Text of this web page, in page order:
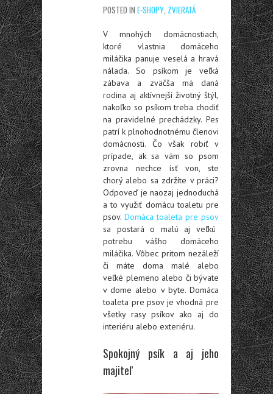
POSTED IN E-SHOPY, ZVIERATÁ
V mnohých domácnostiach,
ktoré vlastnia domáceho
miláčika panuje veselá a hravá
nálada. So psíkom je veľká
zábava a zväčša má daná
rodina aj aktívnejší životný štýl,
nakoľko so psíkom treba chodiť
na pravidelné prechádzky. Pes
patrí k plnohodnotnému členovi
domácnosti. Čo však robiť v
prípade, ak sa vám so psom
zrovna nechce ísť von, ste
chorý alebo sa zdržíte v práci?
Odpoveď je naozaj jednoduchá
a to využiť domácu toaletu pre
psov. Domáca toaleta pre psov
sa postará o malú aj veľkú
potrebu vášho domáceho
miláčika. Vôbec pritom nezáleží
či máte doma malé alebo
veľké plemeno alebo či bývate
v dome alebo v byte. Domáca
toaleta pre psov je vhodná pre
všetky rasy psíkov ako aj do
interiéru alebo exteriéru.
Spokojný psík a aj jeho
majiteľ